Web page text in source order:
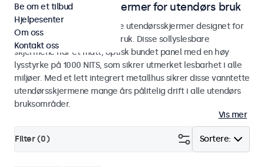
Skjermer og touchskjermer for utendørs bruk
Utforsk våre værbestandige utendørsskjermer designet for
industriell og kommersiell bruk. Disse sollyslesbare
skjermene har et matt, optisk bundet panel med en høy
lysstyrke på 1000 NITS, som sikrer utmerket lesbarhet i alle
miljøer. Med et lett integrert metallhus sikrer disse vanntette
utendørsskjermene mange års pålitelig drift i alle utendørs
bruksområder.
Vis mer
Sortere:
Filter (0)
Be om et tilbud
Hjelpesenter
Om oss
Kontakt oss